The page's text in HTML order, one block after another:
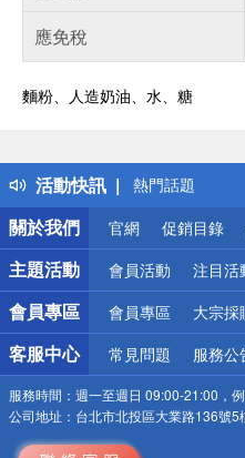
應免稅
麵粉、人造奶油、水、糖
活動快訊
得獎公告
熱門話題
銀行優惠
偏遠地區配送
詐騙網頁！請
關於我們
官網 促銷目錄
主題活動 會員活動 注目活
會員專區 會員專區 大宗採
客服中心 常見問題 服務公
服務時間： 週一至週日 09:00-21:00，
公司地址： 台北市北投區大業路136號5